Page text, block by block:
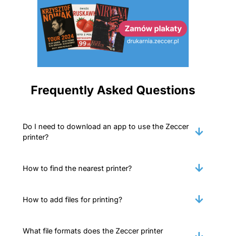
Frequently Asked Questions
Do I need to download an app to use the Zeccer
printer?
How to find the nearest printer?
How to add files for printing?
What file formats does the Zeccer printer